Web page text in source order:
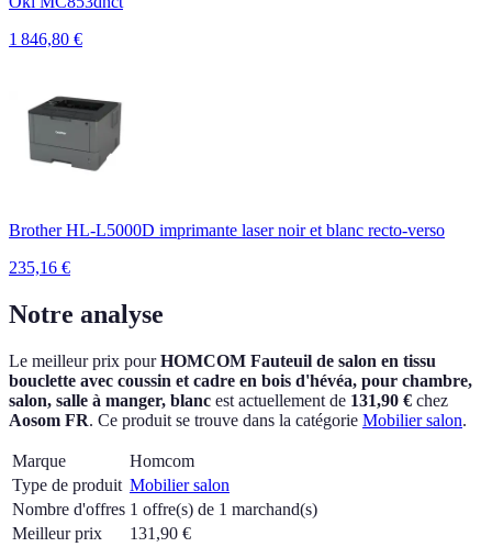
1 846,80 €
Brother HL-L5000D imprimante laser noir et blanc recto-verso
235,16 €
Notre analyse
Le meilleur prix pourHOMCOM Fauteuil de salon en tissu
bouclette avec coussin et cadre en bois d'hévéa, pour chambre,
salon, salle à manger, blanc est actuellement de 131,90 € chez
Aosom FR. Ce produit se trouve dans la catégorie Mobilier salon.
Marque
Homcom
Type de produit Mobilier salon
Nombre d'offres 1 offre(s) de 1 marchand(s)
Meilleur prix
131,90 €